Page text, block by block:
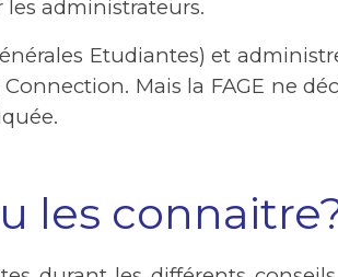
administrateurs.
Etudiantes) et
Mais la FAGE ne
les